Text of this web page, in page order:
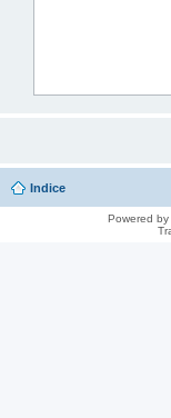
Indice
Powered by